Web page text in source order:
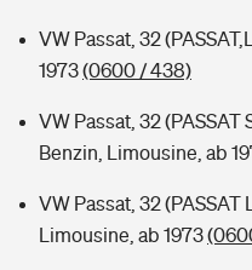
Typklassen: So ist Ihr Auto
VW Passat, 32
1973(0600 / 438)
VW Passat, 32 (PASSAT
Benzin, Limousine, ab
VW Passat, 32 (PASSAT
Limousine, ab 1973